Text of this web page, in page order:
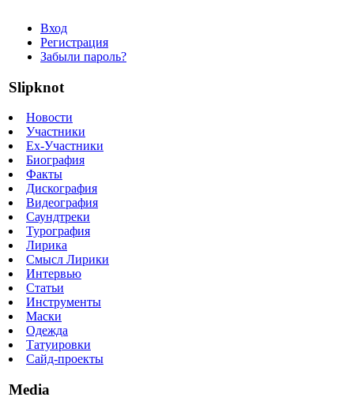
Вход
Регистрация
Забыли пароль?
Slipknot
Новости
Участники
Ex-Участники
Биография
Факты
Дискография
Видеография
Саундтреки
Турография
Лирика
Смысл Лирики
Интервью
Статьи
Инструменты
Маски
Одежда
Татуировки
Сайд-проекты
Media